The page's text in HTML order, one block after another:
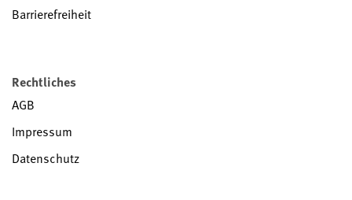
Barrierefreiheit
Rechtliches
AGB
Impressum
Datenschutz